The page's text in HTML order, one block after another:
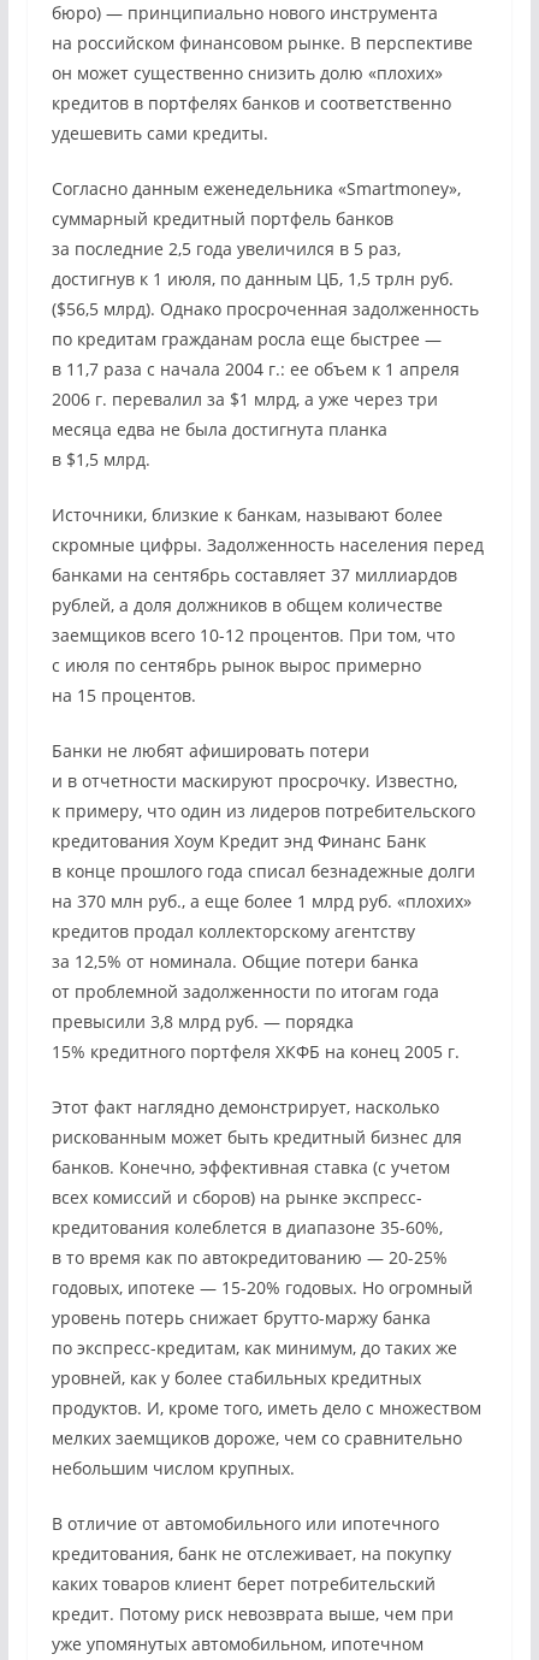
бюро) — принципиально нового инструмента
на российском финансовом рынке. В перспективе
он может существенно снизить долю «плохих»
кредитов в портфелях банков и соответственно
удешевить сами кредиты.
Согласно данным еженедельника «Smartmoney»,
суммарный кредитный портфель банков
за последние 2,5 года увеличился в 5 раз,
достигнув к 1 июля, по данным ЦБ, 1,5 трлн руб.
($56,5 млрд). Однако просроченная задолженность
по кредитам гражданам росла еще быстрее —
в 11,7 раза с начала 2004 г.: ее объем к 1 апреля
2006 г. перевалил за $1 млрд, а уже через три
месяца едва не была достигнута планка
в $1,5 млрд.
Источники, близкие к банкам, называют более
скромные цифры. Задолженность населения перед
банками на сентябрь составляет 37 миллиардов
рублей, а доля должников в общем количестве
заемщиков всего 10-12 процентов. При том, что
с июля по сентябрь рынок вырос примерно
на 15 процентов.
Банки не любят афишировать потери
и в отчетности маскируют просрочку. Известно,
к примеру, что один из лидеров потребительского
кредитования Хоум Кредит энд Финанс Банк
в конце прошлого года списал безнадежные долги
на 370 млн руб., а еще более 1 млрд руб. «плохих»
кредитов продал коллекторскому агентству
за 12,5% от номинала. Общие потери банка
от проблемной задолженности по итогам года
превысили 3,8 млрд руб. — порядка
15% кредитного портфеля ХКФБ на конец 2005 г.
Этот факт наглядно демонстрирует, насколько
рискованным может быть кредитный бизнес для
банков. Конечно, эффективная ставка (с учетом
всех комиссий и сборов) на рынке экспресс-
кредитования колеблется в диапазоне 35-60%,
в то время как по автокредитованию — 20-25%
годовых, ипотеке — 15-20% годовых. Но огромный
уровень потерь снижает брутто-маржу банка
по экспресс-кредитам, как минимум, до таких же
уровней, как у более стабильных кредитных
продуктов. И, кроме того, иметь дело с множеством
мелких заемщиков дороже, чем со сравнительно
небольшим числом крупных.
В отличие от автомобильного или ипотечного
кредитования, банк не отслеживает, на покупку
каких товаров клиент берет потребительский
кредит. Потому риск невозврата выше, чем при
уже упомянутых автомобильном, ипотечном